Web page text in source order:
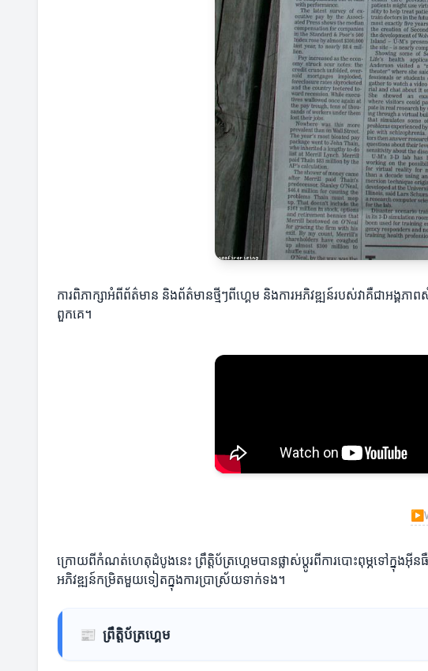
ការពិភាក្សាអំពីព័ត៌មាន និងព័ត៌មានថ្មីៗពីហ្គេម និងការអភិវឌ្ឍន៍របស់វាគឺជាអង្គភ
ពួកគេ។
▶
ក្រោយពីកំណត់ហេតុដំបូងនេះ ព្រឹត្តិប័ត្រហ្គេមបានផ្លាស់ប្តូរពីការបោះពុម្ភទៅក្
អភិវឌ្ឍន៍កម្រិតមួយទៀតក្នុងការប្រាស្រ័យទាក់ទង។
📰 ព្រឹត្តិប័ត្រហ្គេម